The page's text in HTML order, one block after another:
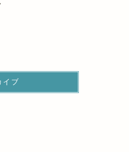
イブ